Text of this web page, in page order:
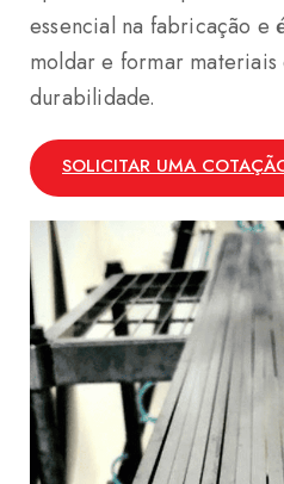
essencial na fabricação e
moldar e formar
durabilidade.
SOLICITAR UMA